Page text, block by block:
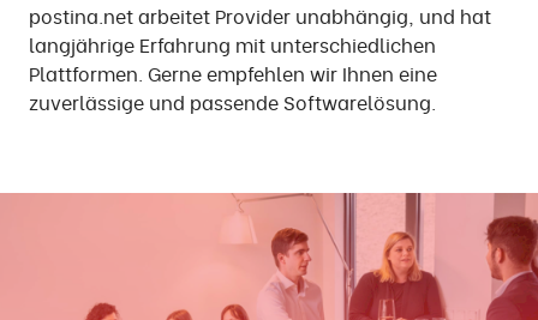
postina.net arbeitet Provider unabhängig, und hat
langjährige Erfahrung mit unterschiedlichen
Plattformen. Gerne empfehlen wir Ihnen eine
zuverlässige und passende Softwarelösung.